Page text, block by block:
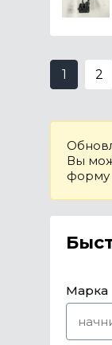
1 2
Вы
Марка